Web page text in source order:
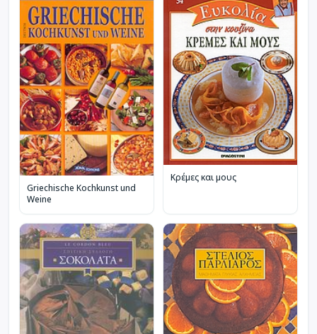
Griechische Kochkunst und
Weine
Κρέμες και μους